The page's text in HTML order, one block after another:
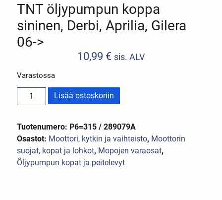
TNT öljypumpun koppa
sininen, Derbi, Aprilia, Gilera
06->
10,99 € sis. ALV
Varastossa
Lisää ostoskoriin
Tuotenumero: P6=315 / 289079A
Osastot: Moottori, kytkin ja vaihteisto, Moottorin
suojat, kopat ja lohkot, Mopojen varaosat,
Öljypumpun kopat ja peitelevyt